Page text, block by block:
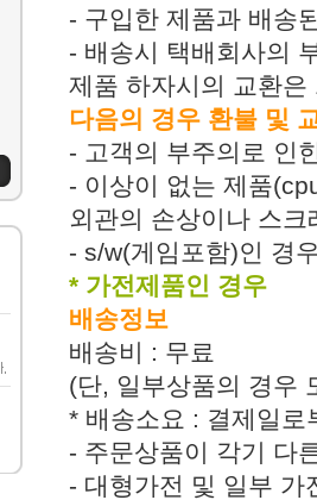
- 구입한 제품과 배송
- 배송시 택배회사의
제품 하자시의 교환
다음의 경우 환불 및
- 고객의 부주의로 인
- 이상이 없는 제품
외관의 손상이나 스
- s/w(게임포함)인 경
* 가전제품인 경우
배송정보
배송비 : 무료
(단, 일부상품의 경우
* 배송소요 : 결제일로
- 주문상품이 각기 다
- 대형가전 및 일부 가